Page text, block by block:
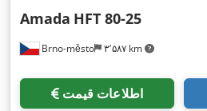
Brno-město ۳٬۵۸۷ km
Amada HFT 80-25
اطلاعات قیمت